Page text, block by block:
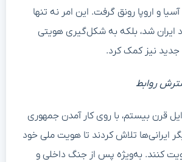
و اروپا رونق گرفت. این امر نه تنها
ایران شد، بلکه به شکل‌گیری هویتی
نیز کمک کرد.
روابط
قرن بیستم، با روی کار آمدن جمهوری
ایرانی‌ها تلاش کردند تا هویت ملی خود
کنند. به‌ویژه پس از جنگ داخلی و